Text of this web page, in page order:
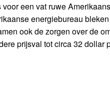
een vat ruwe
energiebureau
ook de zorgen over de
prijsval tot circa 32 dollar